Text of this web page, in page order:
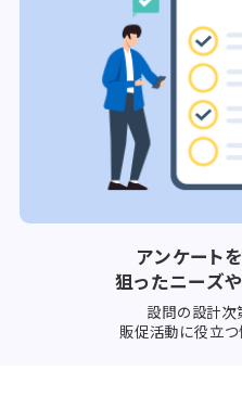
アンケート
狙ったニーズ
設問の設計次
販促活動に役⽴